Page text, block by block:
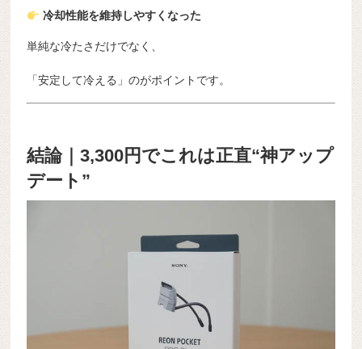
冷却性能を維持しやすくなった
単純な冷たさだけでなく、
「安定して冷える」のがポイントです。
結論｜3,300円でこれは正直“神アップ
デート”